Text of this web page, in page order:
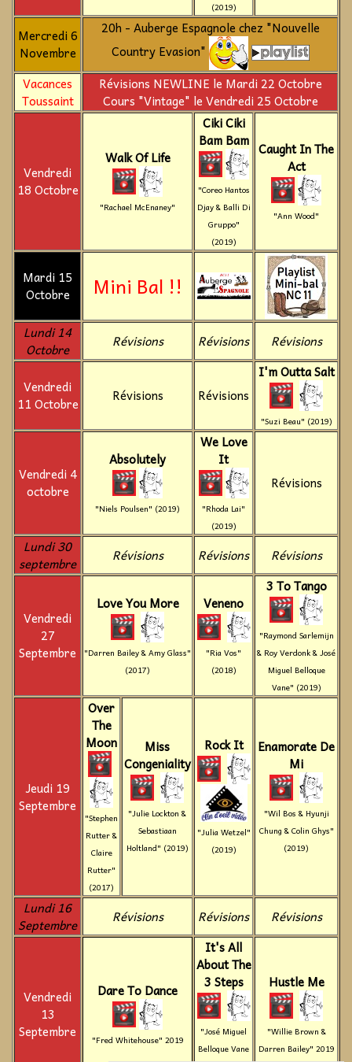
(2019)
Mercredi 6
Novembre
20h - Auberge Espagnole chez "Nouvelle
Country Evasion"
Vacances
Toussaint
Révisions NEWLINE le Mardi 22 Octobre
Cours "Vintage" le Vendredi 25 Octobre
Vendredi
18 Octobre
Walk Of Life
"Rachael McEnaney"
Ciki Ciki
Bam Bam
"Coreo Hantos
Djay & Balli Di
Gruppo"
(2019)
Caught In The
Act
"Ann Wood"
Mardi 15
Octobre
Mini Bal !!
Lundi 14
Octobre
Révisions Révisions Révisions
Vendredi
11 Octobre
Révisions Révisions
I'm Outta Salt
"Suzi Beau" (2019)
Vendredi 4
octobre
Absolutely
"Niels Poulsen" (2019)
We Love
It
"Rhoda Lai"
(2019)
Révisions
Lundi 30
septembre
Révisions Révisions Révisions
Vendredi
27
Septembre
Love You More
"Darren Bailey & Amy Glass"
(2017)
Veneno
"Ria Vos"
(2018)
3 To Tango
"Raymond Sarlemijn
& Roy Verdonk & José
Miguel Belloque
Vane" (2019)
Jeudi 19
Septembre
Over
The
Moon
"Stephen
Rutter &
Claire
Rutter"
(2017)
Miss
Congeniality
"Julie Lockton &
Sebastiaan
Holtland" (2019)
Rock It
"Julia Wetzel"
(2019)
Enamorate De
Mi
"Wil Bos & Hyunji
Chung & Colin Ghys"
(2019)
Lundi 16
Septembre
Révisions Révisions Révisions
Vendredi
13
Septembre
Dare To Dance
"Fred Whitehouse" 2019
It's All
About The
3 Steps
"José Miguel
Belloque Vane
Hustle Me
"Willie Brown &
Darren Bailey" 2019